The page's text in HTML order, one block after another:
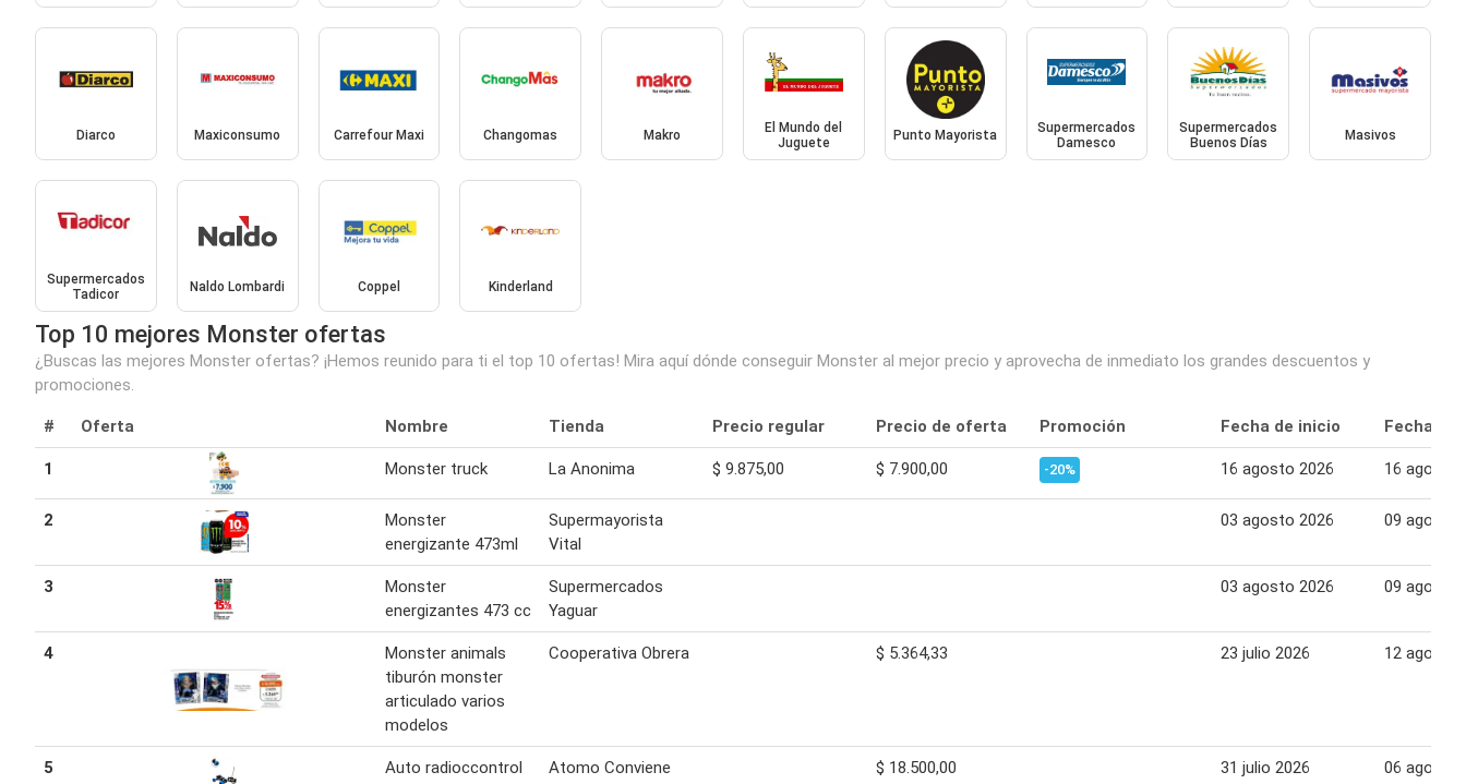
Diarco Maxiconsumo Carrefour Maxi Changomas Makro
El Mundo del
Juguete
Punto Mayorista
Supermercados
Damesco
Supermercados
Buenos Días
Masivos
Supermercados
Tadicor
Naldo Lombardi Coppel Kinderland
Top 10 mejores Monster ofertas
¿Buscas las mejores Monster ofertas? ¡Hemos reunido para ti el top 10 ofertas! Mira aquí dónde conseguir Monster al mejor precio y aprovecha de inmediato los grandes descuentos y
promociones.
# Oferta Nombre Tienda Precio regular Precio de oferta Promoción Fecha de inicio Fecha
1 Monster truck La Anonima $ 9.875,00 $ 7.900,00 -20% 16 agosto 2026 16 agosto
2
Monster
energizante 473ml
Supermayorista
Vital
03 agosto 2026 09 agosto
3
Monster
energizantes 473 cc
Supermercados
Yaguar
03 agosto 2026 09 agosto
4
Monster animals
tiburón monster
articulado varios
modelos
Cooperativa Obrera $ 5.364,33 23 julio 2026 12 agosto
5
Auto radioccontrol
Atomo Conviene $ 18.500,00 31 julio 2026 06 agosto